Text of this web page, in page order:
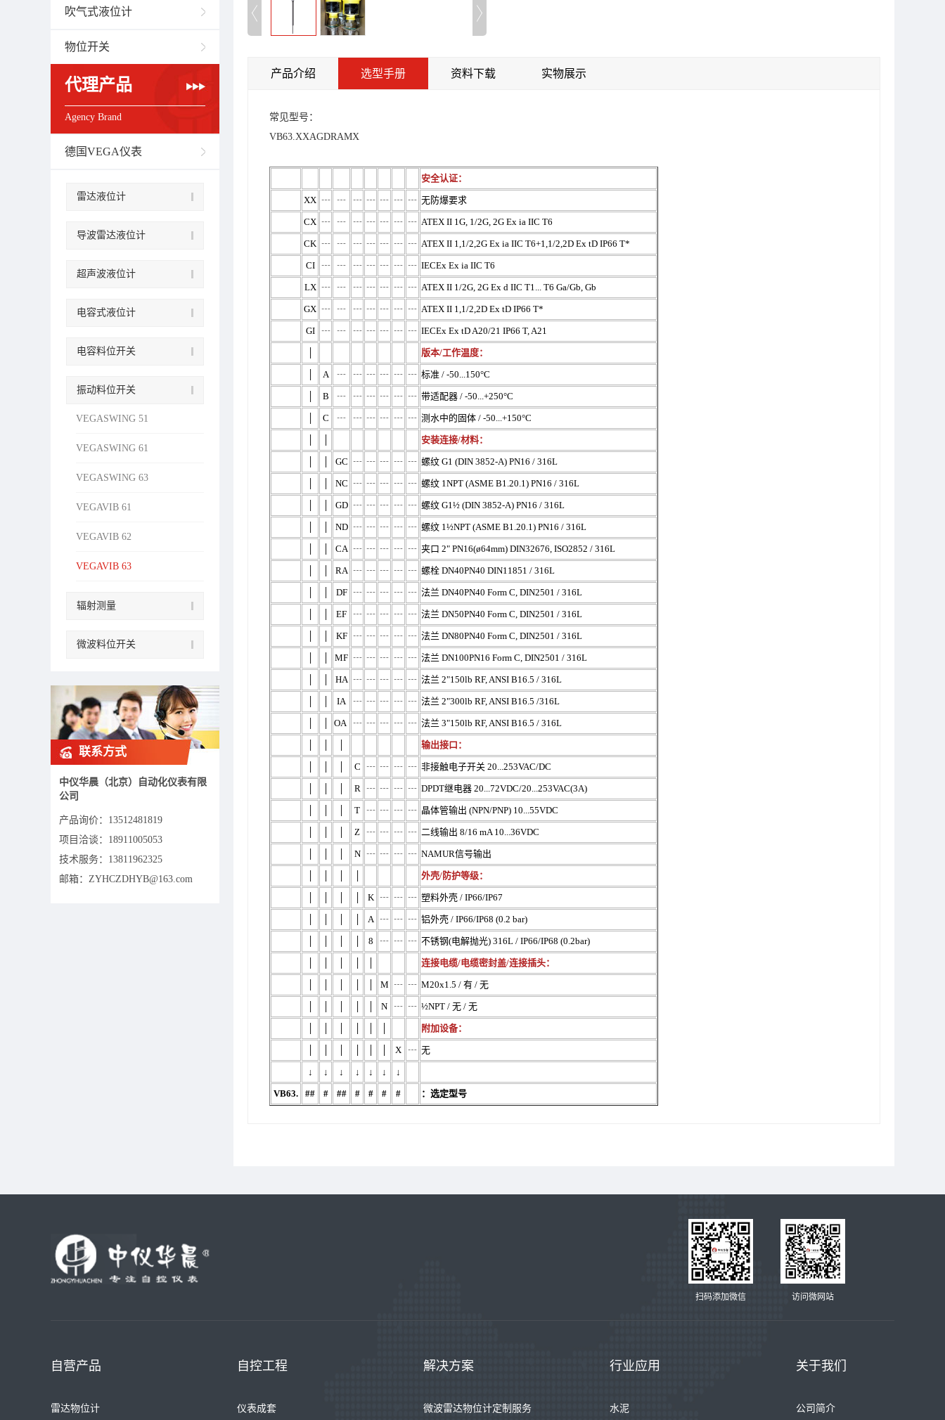
吹气式液位计
物位开关
代理产品
Agency Brand
德国VEGA仪表
雷达液位计
导波雷达液位计
超声波液位计
电容式液位计
电容料位开关
振动料位开关
VEGASWING 51
VEGASWING 61
VEGASWING 63
VEGAVIB 61
VEGAVIB 62
VEGAVIB 63
辐射测量
微波料位开关
联系方式
中仪华晨（北京）自动化仪表有限
公司
产品询价： 13512481819
项目洽谈： 18911005053
技术服务：13811962325
邮箱：ZYHCZDHYB@163.com
产品介绍 选型手册 资料下载 实物展示
常见型号：
VB63.XXAGDRAMX
安全认证：
XX ┄ ┄ ┄ ┄ ┄ ┄ ┄ 无防爆要求
CX ┄ ┄ ┄ ┄ ┄ ┄ ┄ ATEX II 1G, 1/2G, 2G Ex ia IIC T6
CK ┄ ┄ ┄ ┄ ┄ ┄ ┄ ATEX II 1,1/2,2G Ex ia IIC T6+1,1/2,2D Ex tD IP66 T*
CI ┄ ┄ ┄ ┄ ┄ ┄ ┄ IECEx Ex ia IIC T6
LX ┄ ┄ ┄ ┄ ┄ ┄ ┄ ATEX II 1/2G, 2G Ex d IIC T1... T6 Ga/Gb, Gb
GX ┄ ┄ ┄ ┄ ┄ ┄ ┄ ATEX II 1,1/2,2D Ex tD IP66 T*
GI ┄ ┄ ┄ ┄ ┄ ┄ ┄ IECEx Ex tD A20/21 IP66 T, A21
版本/工作温度：
A ┄ ┄ ┄ ┄ ┄ ┄ 标准 / -50...150°C
B ┄ ┄ ┄ ┄ ┄ ┄ 带适配器 / -50...+250°C
C ┄ ┄ ┄ ┄ ┄ ┄ 测水中的固体 / -50...+150°C
安装连接/材料：
GC ┄ ┄ ┄ ┄ ┄ 螺纹 G1 (DIN 3852-A) PN16 / 316L
NC ┄ ┄ ┄ ┄ ┄ 螺纹 1NPT (ASME B1.20.1) PN16 / 316L
GD ┄ ┄ ┄ ┄ ┄ 螺纹 G1½ (DIN 3852-A) PN16 / 316L
ND ┄ ┄ ┄ ┄ ┄ 螺纹 1½NPT (ASME B1.20.1) PN16 / 316L
CA ┄ ┄ ┄ ┄ ┄ 夹口 2" PN16(ø64mm) DIN32676, ISO2852 / 316L
RA ┄ ┄ ┄ ┄ ┄ 螺栓 DN40PN40 DIN11851 / 316L
DF ┄ ┄ ┄ ┄ ┄ 法兰 DN40PN40 Form C, DIN2501 / 316L
EF ┄ ┄ ┄ ┄ ┄ 法兰 DN50PN40 Form C, DIN2501 / 316L
KF ┄ ┄ ┄ ┄ ┄ 法兰 DN80PN40 Form C, DIN2501 / 316L
MF ┄ ┄ ┄ ┄ ┄ 法兰 DN100PN16 Form C, DIN2501 / 316L
HA ┄ ┄ ┄ ┄ ┄ 法兰 2"150lb RF, ANSI B16.5 / 316L
IA ┄ ┄ ┄ ┄ ┄ 法兰 2"300lb RF, ANSI B16.5 /316L
OA ┄ ┄ ┄ ┄ ┄ 法兰 3"150lb RF, ANSI B16.5 / 316L
输出接口：
C ┄ ┄ ┄ ┄ 非接触电子开关 20...253VAC/DC
R ┄ ┄ ┄ ┄ DPDT继电器 20...72VDC/20...253VAC(3A)
T ┄ ┄ ┄ ┄ 晶体管输出 (NPN/PNP) 10...55VDC
Z ┄ ┄ ┄ ┄ 二线输出 8/16 mA 10...36VDC
N ┄ ┄ ┄ ┄ NAMUR信号输出
外壳/防护等级：
K ┄ ┄ ┄ 塑料外壳 / IP66/IP67
A ┄ ┄ ┄ 铝外壳 / IP66/IP68 (0.2 bar)
8 ┄ ┄ ┄ 不锈钢(电解抛光) 316L / IP66/IP68 (0.2bar)
连接电缆/电缆密封盖/连接插头：
M ┄ ┄ M20x1.5 / 有 / 无
N ┄ ┄ ½NPT / 无 / 无
附加设备：
X ┄ 无
↓ ↓ ↓ ↓ ↓ ↓ ↓
VB63. ## # ## # # # # ：选定型号
扫码添加微信 访问微网站
自营产品
雷达物位计
自控工程
仪表成套
解决方案
微波雷达物位计定制服务
行业应用
水泥
关于我们
公司简介